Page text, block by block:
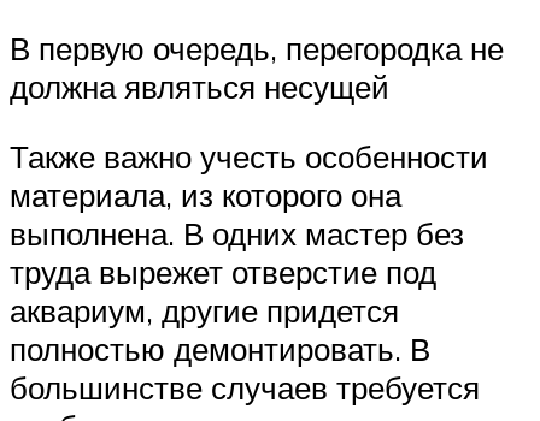
В первую очередь, перегородка не
должна являться несущей
Также важно учесть особенности
материала, из которого она
выполнена. В одних мастер без
труда вырежет отверстие под
аквариум, другие придется
полностью демонтировать. В
большинстве случаев требуется